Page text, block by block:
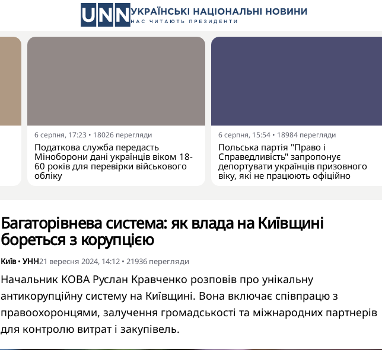
6 серпня, 17:23 • 18026 перегляди
Податкова служба передасть
Міноборони дані українців віком 18-
60 років для перевірки військового
обліку
6 серпня, 15:54 • 18984 перегляди
Польська партія "Право і
Справедливість" запропонує
депортувати українців призовного
віку, які не працюють офіційно
Багаторівнева система: як влада на Київщині
бореться з корупцією
Київ• УНН21 вересня 2024, 14:12 • 21936 перегляди
Начальник КОВА Руслан Кравченко розповів про унікальну
антикорупційну систему на Київщині. Вона включає співпрацю з
правоохоронцями, залучення громадськості та міжнародних партнерів
для контролю витрат і закупівель.